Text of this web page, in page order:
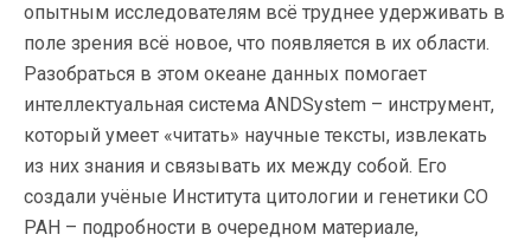
опытным исследователям всё труднее удерживать в
поле зрения всё новое, что появляется в их области.
Разобраться в этом океане данных помогает
интеллектуальная система ANDSystem – инструмент,
который умеет «читать» научные тексты, извлекать
из них знания и связывать их между собой. Его
создали учёные Института цитологии и генетики СО
РАН – подробности в очередном материале,